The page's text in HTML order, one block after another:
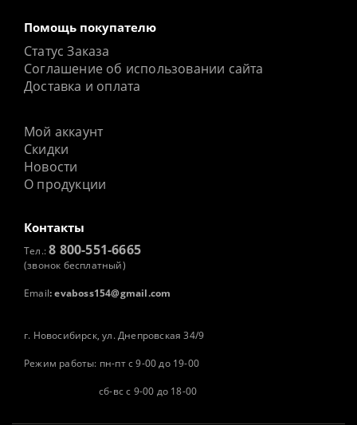
Помощь покупателю
Статус Заказа
Соглашение об использовании сайта
Доставка и оплата
Мой аккаунт
Скидки
Новости
О продукции
Контакты
Тел.:8 800-551-6665
(звонок бесплатный)
Email: evaboss154@gmail.com
г. Новосибирск, ул. Днепровская 34/9
Режим работы: пн-пт с 9-00 до 19-00
сб-вс с 9-00 до 18-00